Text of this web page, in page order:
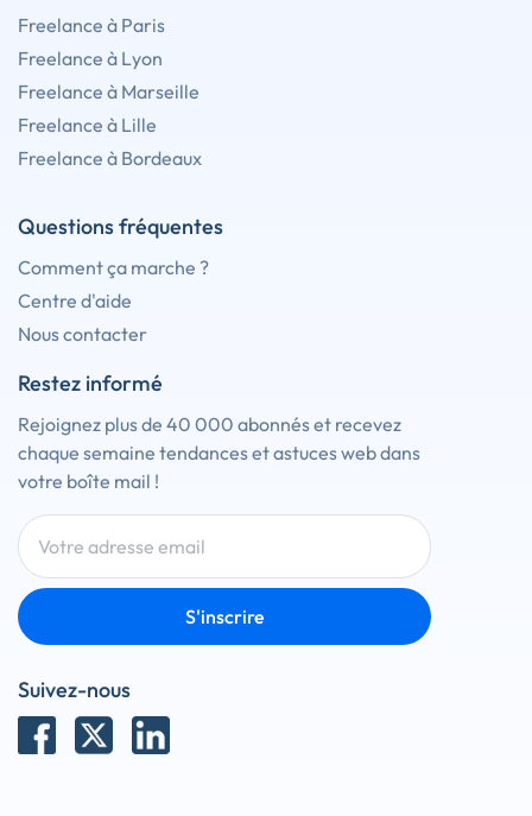
Freelance à Paris
Freelance à Lyon
Freelance à Marseille
Freelance à Lille
Freelance à Bordeaux
Questions fréquentes
Comment ça marche ?
Centre d'aide
Nous contacter
Restez informé
Rejoignez plus de 40 000 abonnés et recevez
chaque semaine tendances et astuces web dans
votre boîte mail !
S'inscrire
Suivez-nous